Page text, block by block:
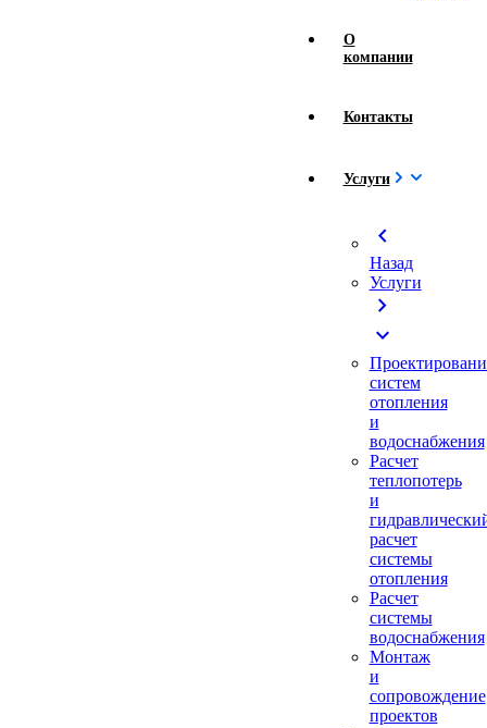
О
компании
Контакты
Услуги
chevron_left
Назад
Услуги
chevron_right
expand_more
систем
отопления
и
водоснабжения
Расчет
теплопотерь
и
расчет
системы
отопления
Расчет
системы
водоснабжения
Монтаж
и
сопровождение
проектов